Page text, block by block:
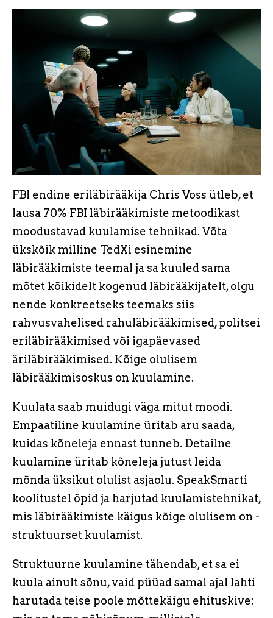
FBI endine eriläbirääkija Chris Voss ütleb, et
lausa 70% FBI läbirääkimiste metoodikast
moodustavad kuulamise tehnikad. Võta
ükskõik milline TedXi esinemine
läbirääkimiste teemal ja sa kuuled sama
mõtet kõikidelt kogenud läbirääkijatelt, olgu
nende konkreetseks teemaks siis
rahvusvahelised rahuläbirääkimised, politsei
eriläbirääkimised või igapäevased
äriläbirääkimised. Kõige olulisem
läbirääkimisoskus on kuulamine.
Kuulata saab muidugi väga mitut moodi.
Empaatiline kuulamine üritab aru saada,
kuidas kõneleja ennast tunneb. Detailne
kuulamine üritab kõneleja jutust leida
mõnda üksikut olulist asjaolu. SpeakSmarti
koolitustel õpid ja harjutad kuulamistehnikat,
mis läbirääkimiste käigus kõige olulisem on -
struktuurset kuulamist.
Struktuurne kuulamine tähendab, et sa ei
kuula ainult sõnu, vaid püüad samal ajal lahti
harutada teise poole mõttekäigu ehituskive: